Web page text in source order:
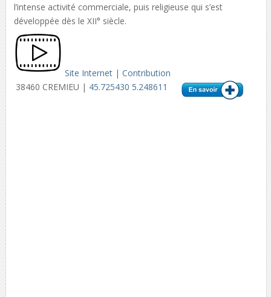
l’intense activité commerciale, puis religieuse qui s’est
développée dès le XII° siècle.
Site Internet| Contribution
38460 CREMIEU | 45.725430 5.248611